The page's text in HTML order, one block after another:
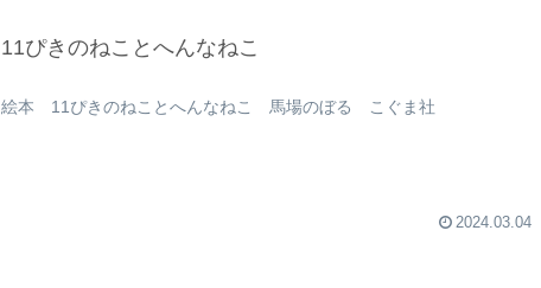
11ぴきのねことへんなねこ
絵本 11ぴきのねことへんなねこ 馬場のぼる こぐま社
2024.03.04